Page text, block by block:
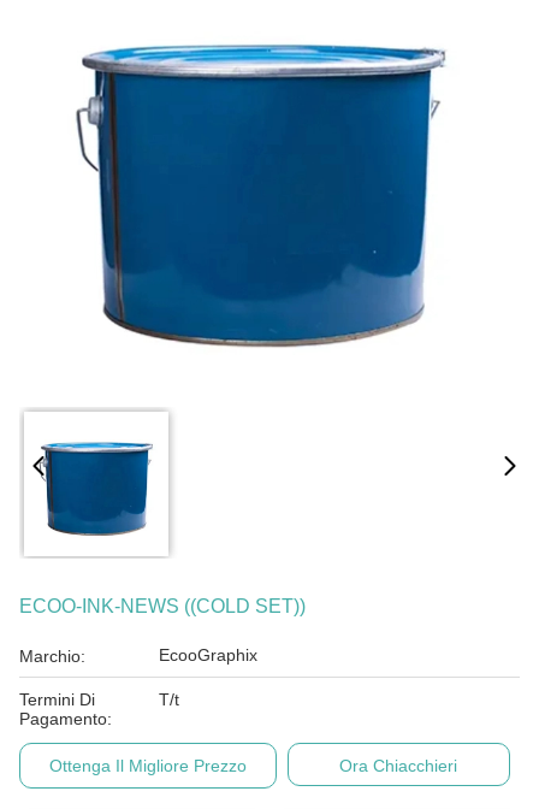
ECOO-INK-NEWS ((COLD SET))
Marchio: EcooGraphix
Termini Di
Pagamento:
T/t
Ottenga Il Migliore Prezzo Ora Chiacchieri